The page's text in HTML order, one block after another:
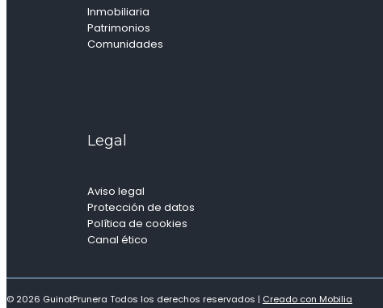
Inmobiliaria
Patrimonios
Comunidades
Legal
Aviso legal
Protección de datos
Política de cookies
Canal ético
© 2026 GuinotPrunera Todos los derechos reservados | Creado con Mobilia